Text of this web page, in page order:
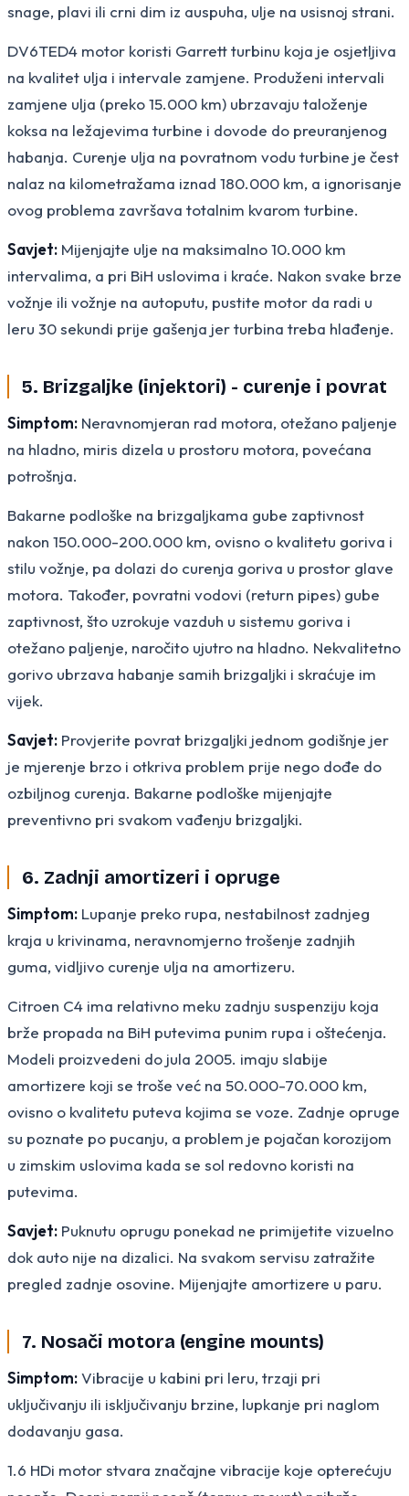
snage, plavi ili crni dim iz auspuha, ulje na usisnoj strani.
DV6TED4 motor koristi Garrett turbinu koja je osjetljiva
na kvalitet ulja i intervale zamjene. Produženi intervali
zamjene ulja (preko 15.000 km) ubrzavaju taloženje
koksa na ležajevima turbine i dovode do preuranjenog
habanja. Curenje ulja na povratnom vodu turbine je čest
nalaz na kilometražama iznad 180.000 km, a ignorisanje
ovog problema završava totalnim kvarom turbine.
Savjet: Mijenjajte ulje na maksimalno 10.000 km
intervalima, a pri BiH uslovima i kraće. Nakon svake brze
vožnje ili vožnje na autoputu, pustite motor da radi u
leru 30 sekundi prije gašenja jer turbina treba hlađenje.
5. Brizgaljke (injektori) - curenje i povrat
Simptom: Neravnomjeran rad motora, otežano paljenje
na hladno, miris dizela u prostoru motora, povećana
potrošnja.
Bakarne podloške na brizgaljkama gube zaptivnost
nakon 150.000-200.000 km, ovisno o kvalitetu goriva i
stilu vožnje, pa dolazi do curenja goriva u prostor glave
motora. Također, povratni vodovi (return pipes) gube
zaptivnost, što uzrokuje vazduh u sistemu goriva i
otežano paljenje, naročito ujutro na hladno. Nekvalitetno
gorivo ubrzava habanje samih brizgaljki i skraćuje im
vijek.
Savjet: Provjerite povrat brizgaljki jednom godišnje jer
je mjerenje brzo i otkriva problem prije nego dođe do
ozbiljnog curenja. Bakarne podloške mijenjajte
preventivno pri svakom vađenju brizgaljki.
6. Zadnji amortizeri i opruge
Simptom: Lupanje preko rupa, nestabilnost zadnjeg
kraja u krivinama, neravnomjerno trošenje zadnjih
guma, vidljivo curenje ulja na amortizeru.
Citroen C4 ima relativno meku zadnju suspenziju koja
brže propada na BiH putevima punim rupa i oštećenja.
Modeli proizvedeni do jula 2005. imaju slabije
amortizere koji se troše već na 50.000-70.000 km,
ovisno o kvalitetu puteva kojima se voze. Zadnje opruge
su poznate po pucanju, a problem je pojačan korozijom
u zimskim uslovima kada se sol redovno koristi na
putevima.
Savjet: Puknutu oprugu ponekad ne primijetite vizuelno
dok auto nije na dizalici. Na svakom servisu zatražite
pregled zadnje osovine. Mijenjajte amortizere u paru.
7. Nosači motora (engine mounts)
Simptom:Vibracije u kabini pri leru, trzaji pri
uključivanju ili isključivanju brzine, lupkanje pri naglom
dodavanju gasa.
1.6 HDi motor stvara značajne vibracije koje opterećuju